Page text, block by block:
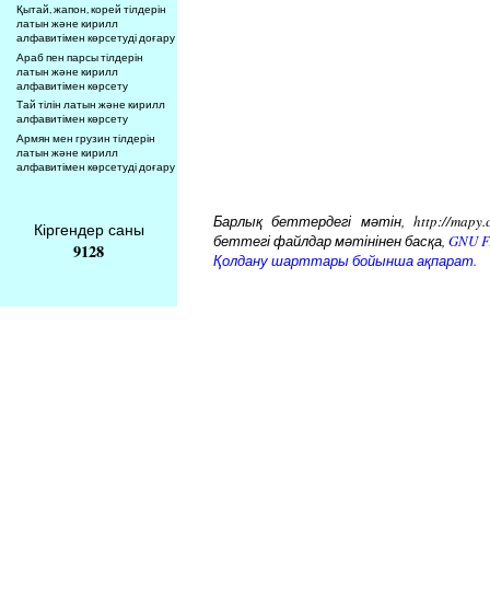
Қытай, жапон, корей тілдерін
латын және кирилл
алфавитімен көрсетуді доғару
Араб пен парсы тілдерін
латын және кирилл
алфавитімен көрсету
Тай тілін латын және кирилл
алфавитімен көрсету
Армян мен грузин тілдерін
латын және кирилл
алфавитімен көрсетуді доғару
Кіргендер саны
9128
Барлық беттердегі мәтін, http://
беттегі файлдар мәтінінен басқа, GNU
Қолдану шарттары бойынша ақпарат.